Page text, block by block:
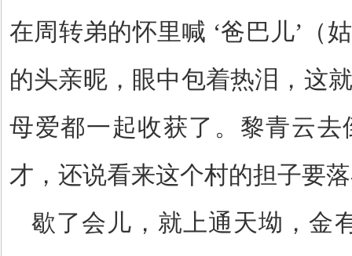
在周转弟的怀里喊 ‘爸巴儿’ （
的头亲昵，眼中包着热泪，这
母爱都一起收获了。黎青云
才，还说看来这个村的担子要
歇了会儿，就上通天坳，金